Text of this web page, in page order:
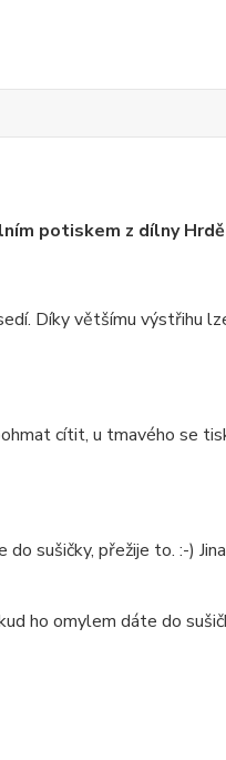
potiskem z dílny
Díky většímu výstřihu
cítit, u tmavého se
sušičky, přežije to. :-)
ho omylem dáte do